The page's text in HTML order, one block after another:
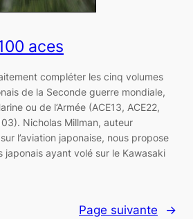
aces
compléter les cinq volumes
de la Seconde guerre mondiale,
ou de l’Armée (ACE13, ACE22,
Nicholas Millman, auteur
l’aviation japonaise, nous propose
japonais ayant volé sur le Kawasaki
Page suivante →